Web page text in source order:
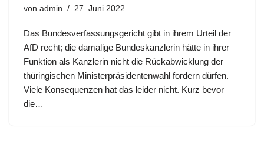
von admin 27. Juni 2022
Das Bundesverfassungsgericht gibt in ihrem Urteil der
AfD recht; die damalige Bundeskanzlerin hätte in ihrer
Funktion als Kanzlerin nicht die Rückabwicklung der
thüringischen Ministerpräsidentenwahl fordern dürfen.
Viele Konsequenzen hat das leider nicht. Kurz bevor
die…